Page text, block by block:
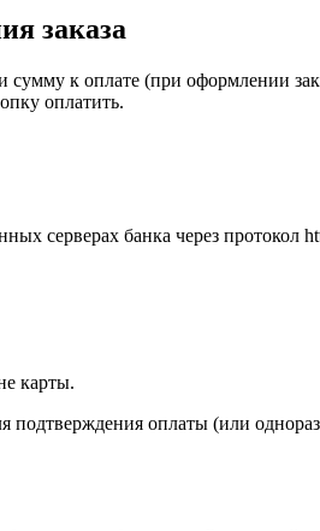
заказа
к оплате (при оформлении
оплатить.
серверах банка через протокол
карты.
подтверждения оплаты (или